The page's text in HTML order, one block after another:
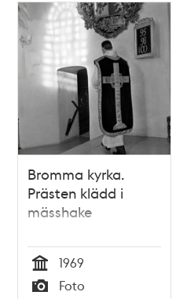
Bromma kyrka.
Prästen klädd i
mässhake
Tid
1969
Foto